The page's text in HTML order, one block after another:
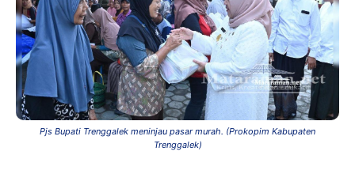
Pjs Bupati Trenggalek meninjau pasar murah. (Prokopim Kabupaten
Trenggalek)